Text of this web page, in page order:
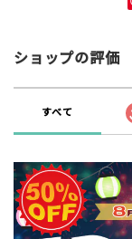
ショップの評価
すべて